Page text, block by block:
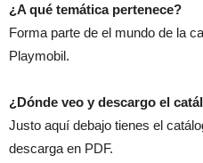
¿A qué temática pertenece?
Forma parte de el mundo de la
Playmobil.
¿Dónde veo y descargo el
Justo aquí debajo tienes el
descarga en PDF.